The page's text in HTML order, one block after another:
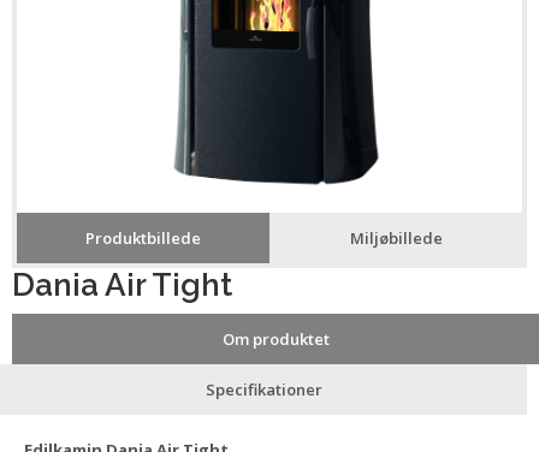
Produktbillede Miljøbillede
Dania Air Tight
Om produktet
Specifikationer